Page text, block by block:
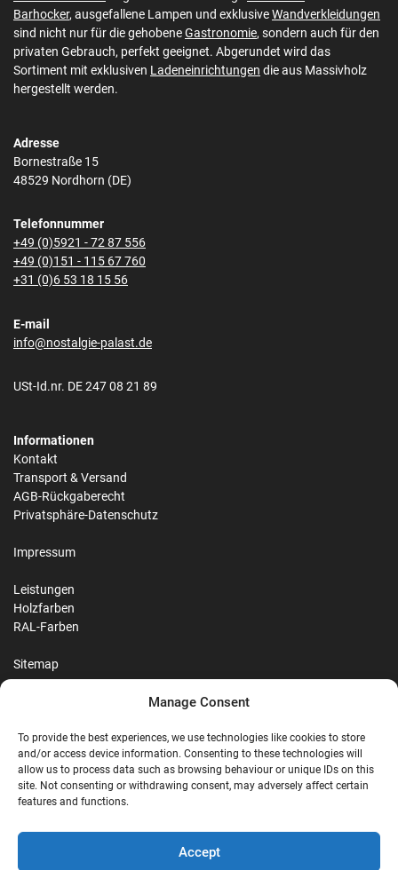
Manage Consent
To provide the best experiences, we use technologies like cookies to store
and/or access device information. Consenting to these technologies will
allow us to process data such as browsing behaviour or unique IDs on this
site. Not consenting or withdrawing consent, may adversely affect certain
features and functions.
Accept
Barhocker, ausgefallene Lampen und exklusiveWandverkleidungen
sind nicht nur für die gehobeneGastronomie, sondern auch für den
privaten Gebrauch, perfekt geeignet. Abgerundet wird das
Sortiment mit exklusiven Ladeneinrichtungen die aus Massivholz
hergestellt werden.
Adresse
Bornestraße 15
48529 Nordhorn (DE)
Telefonnummer
+49 (0)5921 - 72 87 556
+49 (0)151 - 115 67 760
+31 (0)6 53 18 15 56
E-mail
info@nostalgie-palast.de
USt-Id.nr. DE 247 08 21 89
Informationen
Kontakt
Transport & Versand
AGB-Rückgaberecht
Privatsphäre-Datenschutz
Impressum
Leistungen
Holzfarben
RAL-Farben
Sitemap
G Google Reviews